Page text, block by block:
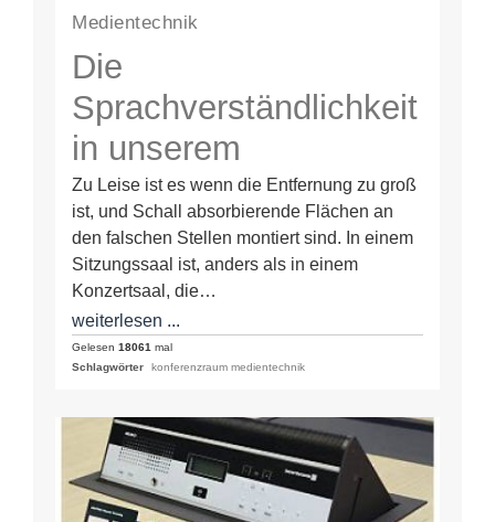
Medientechnik
Die
Sprachverständlichkeit
in unserem
Sitzungsraum ist
extrem schlecht, da
die Entfernungen zu
groß sind
Zu Leise ist es wenn die Entfernung zu groß
ist, und Schall absorbierende Flächen an
den falschen Stellen montiert sind. In einem
Sitzungssaal ist, anders als in einem
Konzertsaal, die…
weiterlesen ...
Gelesen 18061 mal
Schlagwörter
konferenzraum medientechnik